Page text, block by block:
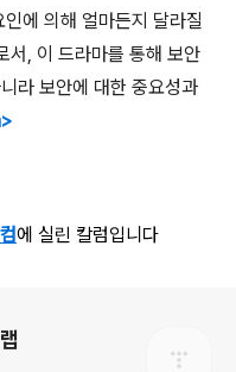
에 의해 얼마든지 달라질
서, 이 드라마를 통해 보안
라 보안에 대한 중요성과
에 실린 칼럼입니다